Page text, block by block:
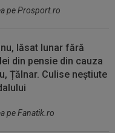
pe Prosport.ro
lăsat lunar fără
din pensie din cauza
Țălnar. Culise neștiute
pe Fanatik.ro